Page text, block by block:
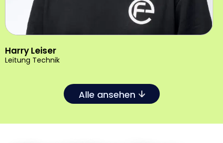
Harry Leiser
Leitung Technik
Alle ansehen